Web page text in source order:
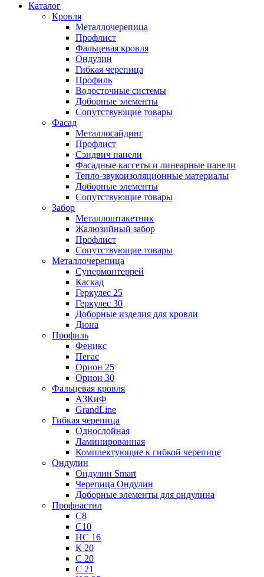
Каталог
Кровля
Металлочерепица
Профлист
Фальцевая кровля
Ондулин
Гибкая черепица
Профиль
Водосточные системы
Доборные элементы
Сопутствующие товары
Фасад
Металлосайдинг
Профлист
Сэндвич панели
Фасадные кассеты и линеарные панели
Тепло-звукоизоляционные материалы
Доборные элементы
Сопутствующие товары
Забор
Металлоштакетник
Жалюзийный забор
Профлист
Сопутствующие товары
Металлочерепица
Супермонтеррей
Каскад
Геркулес 25
Геркулес 30
Доборные изделия для кровли
Дюна
Профиль
Феникс
Пегас
Орион 25
Орион 30
Фальцевая кровля
АЗКиФ
GrandLine
Гибкая черепица
Однослойная
Ламинированная
Комплектующие к гибкой черепице
Ондулин
Ондулин Smart
Черепица Ондулин
Доборные элементы для ондулина
Профнастил
С8
С10
НС 16
К 20
С 20
С 21